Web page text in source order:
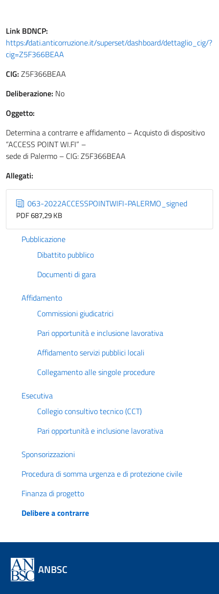
Link BDNCP:
https://dati.anticorruzione.it/superset/dashboard/dettaglio_cig/?
cig=Z5F366BEAA
CIG: Z5F366BEAA
Deliberazione: No
Oggetto:
Determina a contrarre e affidamento – Acquisto di dispositivo
“ACCESS POINT WI.FI” –
sede di Palermo – CIG: Z5F366BEAA
Allegati:
063-2022ACCESSPOINTWIFI-PALERMO_signed
PDF 687,29 KB
Pubblicazione
Dibattito pubblico
Documenti di gara
Affidamento
Commissioni giudicatrici
Pari opportunità e inclusione lavorativa
Affidamento servizi pubblici locali
Collegamento alle singole procedure
Esecutiva
Collegio consultivo tecnico (CCT)
Pari opportunità e inclusione lavorativa
Sponsorizzazioni
Procedura di somma urgenza e di protezione civile
Finanza di progetto
Delibere a contrarre
ANBSC